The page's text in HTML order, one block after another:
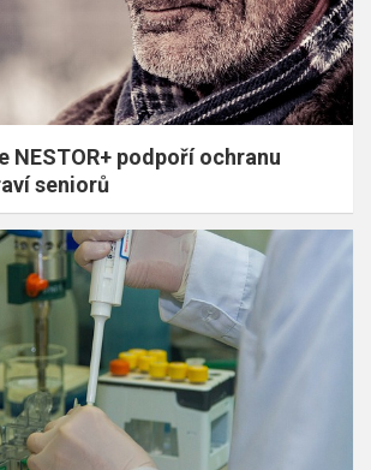
NESTOR+ podpoří ochranu
seniorů